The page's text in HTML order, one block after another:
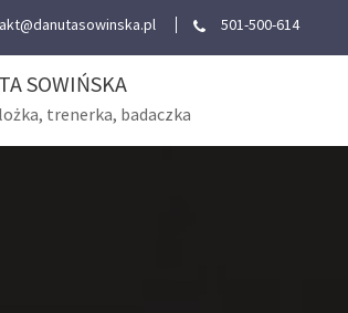
501-500-614
SOWIŃSKA
trenerka, badaczka